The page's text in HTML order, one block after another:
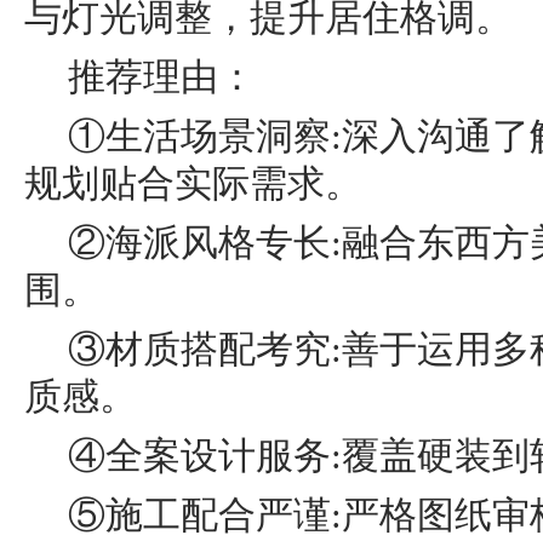
与灯光调整，提升居住格调。
推荐理由：
①生活场景洞察:深入沟通了
规划贴合实际需求。
②海派风格专长:融合东西方
围。
③材质搭配考究:善于运用多
质感。
④全案设计服务:覆盖硬装到
⑤施工配合严谨:严格图纸审